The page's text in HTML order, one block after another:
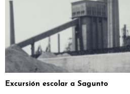
Excursión escolar a Sagunto